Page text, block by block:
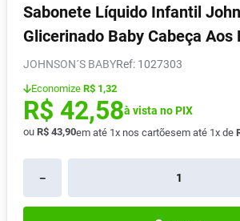
Sabonete Líquido Infantil
Glicerinado Baby Cabeça Aos
JOHNSON´S BABY : 1027303
Economize R$ 1,32
R$ 42,58à vista no PIX
ou R$ 43,90em até 1x nos cartõesem até 1x de
－
6º Desodorante
7º Shampoo
8º Absorvente
9º Pampers Confort Sec
10 º Lavitan